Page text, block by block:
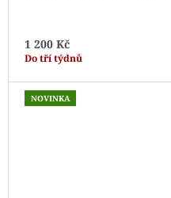
1 200 Kč
Do tří týdnů
NOVINKA